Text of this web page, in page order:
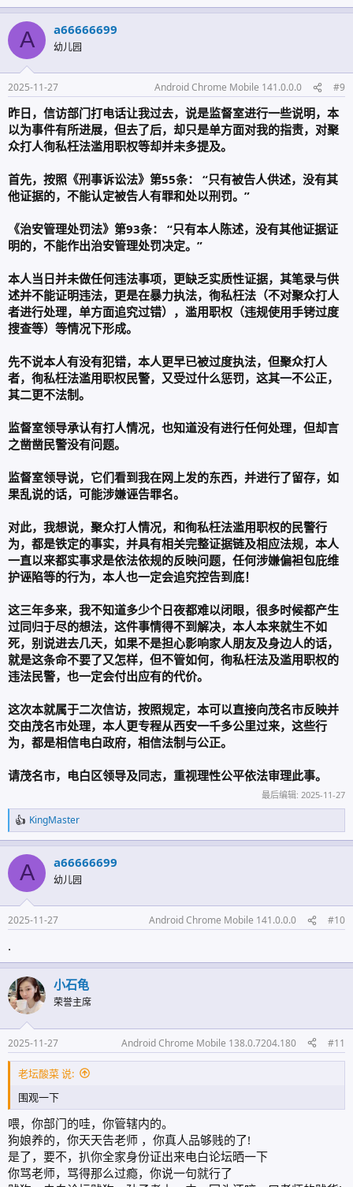
A a66666699
幼儿园
2025-11-27 Android Chrome Mobile 141.0.0.0 #9
昨日，信访部门打电话让我过去，说是监督室进行一些说明，本
以为事件有所进展，但去了后，却只是单方面对我的指责，对聚
众打人徇私枉法滥用职权等却并未多提及。
首先，按照《刑事诉讼法》第55条： “只有被告人供述，没有其
他证据的，不能认定被告人有罪和处以刑罚。”
《治安管理处罚法》第93条： “只有本人陈述，没有其他证据证
明的，不能作出治安管理处罚决定。”
本人当日并未做任何违法事项，更缺乏实质性证据，其笔录与供
述并不能证明违法，更是在暴力执法，徇私枉法（不对聚众打人
者进行处理，单方面追究过错），滥用职权（违规使用手铐过度
搜查等）等情况下形成。
先不说本人有没有犯错，本人更早已被过度执法，但聚众打人
者，徇私枉法滥用职权民警，又受过什么惩罚，这其一不公正，
其二更不法制。
监督室领导承认有打人情况，也知道没有进行任何处理，但却言
之凿凿民警没有问题。
监督室领导说，它们看到我在网上发的东西，并进行了留存，如
果乱说的话，可能涉嫌诬告罪名。
对此，我想说，聚众打人情况，和徇私枉法滥用职权的民警行
为，都是铁定的事实，并具有相关完整证据链及相应法规，本人
一直以来都实事求是依法依规的反映问题，任何涉嫌偏袒包庇维
护诬陷等的行为，本人也一定会追究控告到底！
这三年多来，我不知道多少个日夜都难以闭眼，很多时候都产生
过同归于尽的想法，这件事情得不到解决，本人本来就生不如
死，别说进去几天，如果不是担心影响家人朋友及身边人的话，
就是这条命不要了又怎样，但不管如何，徇私枉法及滥用职权的
违法民警，也一定会付出应有的代价。
这次本就属于二次信访，按照规定，本可以直接向茂名市反映并
交由茂名市处理，本人更专程从西安一千多公里过来，这些行
为，都是相信电白政府，相信法制与公正。
请茂名市，电白区领导及同志，重视理性公平依法审理此事。
最后编辑: 2025-11-27
反
馈
:
KingMaster
A a66666699
幼儿园
2025-11-27 Android Chrome Mobile 141.0.0.0 #10
.
小石龟
荣誉主席
2025-11-27 Android Chrome Mobile 138.0.7204.180 #11
老坛酸菜 说:
围观一下
喂，你部门的哇，你管辖内的。
狗娘养的，你天天告老师 ，你真人品够贱的了!
是了，要不，扒你全家身份证出来电白论坛晒一下
你骂老师，骂得那么过瘾，你说一句就行了